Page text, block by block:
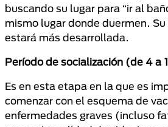
buscando su lugar para “ir al
mismo lugar donde duermen.
estará más desarrollada.
Período de socialización (de 4 a
Es en esta etapa en la que es
comenzar con el esquema de
enfermedades graves (incluso